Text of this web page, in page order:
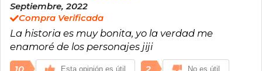
Septiembre, 2022
Compra Verificada
La historia es muy bonita, yo la verdad me
enamoré de los personajes jiji
Esta opinión es útil No es útil